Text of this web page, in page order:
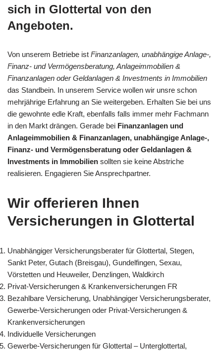
sich in Glottertal von den
Angeboten.
Von unserem Betriebe ist Finanzanlagen, unabhängige Anlage-,
Finanz- und Vermögensberatung, Anlageimmobilien &
Finanzanlagen oder Geldanlagen & Investments in Immobilien
das Standbein. In unserem Service wollen wir unsre schon
mehrjährige Erfahrung an Sie weitergeben. Erhalten Sie bei uns
die gewohnte edle Kraft, ebenfalls falls immer mehr Fachmann
in den Markt drängen. Gerade bei Finanzanlagen und
Anlageimmobilien & Finanzanlagen, unabhängige Anlage-,
Finanz- und Vermögensberatung oder Geldanlagen &
Investments in Immobilien sollten sie keine Abstriche
realisieren. Engagieren Sie Ansprechpartner.
Wir offerieren Ihnen
Versicherungen in Glottertal
Unabhängiger Versicherungsberater für Glottertal, Stegen,
Sankt Peter, Gutach (Breisgau), Gundelfingen, Sexau,
Vörstetten und Heuweiler, Denzlingen, Waldkirch
Privat-Versicherungen & Krankenversicherungen FR
Bezahlbare Versicherung, Unabhängiger Versicherungsberater,
Gewerbe-Versicherungen oder Privat-Versicherungen &
Krankenversicherungen
Individuelle Versicherungen
Gewerbe-Versicherungen für Glottertal – Unterglottertal,